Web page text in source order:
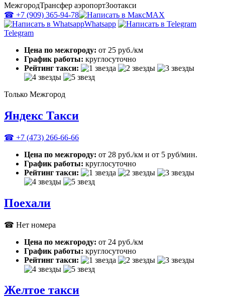
МежгородТрансфер аэропортЗоотакси
☎ +7 (909) 365-94-78
MAX
Whatsapp
Telegram
Цена по межгороду: от 25 руб./км
График работы: круглосуточно
Рейтинг такси:
Только Межгород
Яндекс Такси
☎ +7 (473) 266-66-66
Цена по межгороду: от 28 руб./км и от 5 руб/мин.
График работы: круглосуточно
Рейтинг такси:
Поехали
☎ Нет номера
Цена по межгороду: от 24 руб./км
График работы: круглосуточно
Рейтинг такси:
Желтое такси